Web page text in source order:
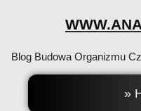
Blog Budowa Organizmu
»